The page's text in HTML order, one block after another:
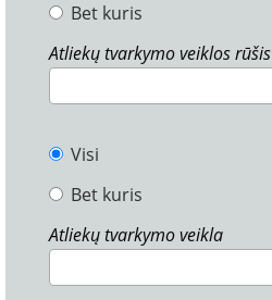
Bet kuris
Atliekų tvarkymo veiklos rūšis
Visi
Bet kuris
Atliekų tvarkymo veikla